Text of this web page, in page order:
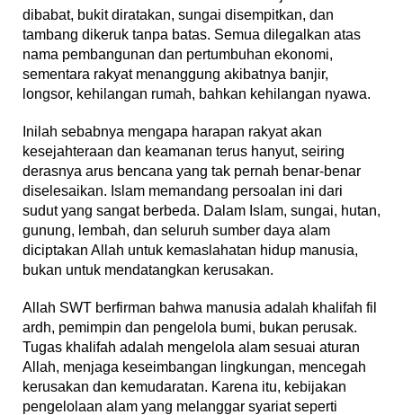
dibabat, bukit diratakan, sungai disempitkan, dan
tambang dikeruk tanpa batas. Semua dilegalkan atas
nama pembangunan dan pertumbuhan ekonomi,
sementara rakyat menanggung akibatnya banjir,
longsor, kehilangan rumah, bahkan kehilangan nyawa.
Inilah sebabnya mengapa harapan rakyat akan
kesejahteraan dan keamanan terus hanyut, seiring
derasnya arus bencana yang tak pernah benar-benar
diselesaikan. Islam memandang persoalan ini dari
sudut yang sangat berbeda. Dalam Islam, sungai, hutan,
gunung, lembah, dan seluruh sumber daya alam
diciptakan Allah untuk kemaslahatan hidup manusia,
bukan untuk mendatangkan kerusakan.
Allah SWT berfirman bahwa manusia adalah khalifah fil
ardh, pemimpin dan pengelola bumi, bukan perusak.
Tugas khalifah adalah mengelola alam sesuai aturan
Allah, menjaga keseimbangan lingkungan, mencegah
kerusakan dan kemudaratan. Karena itu, kebijakan
pengelolaan alam yang melanggar syariat seperti